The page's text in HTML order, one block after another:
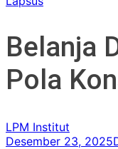
Belanja
Pola
LPM Institut
Desember 23, 2025